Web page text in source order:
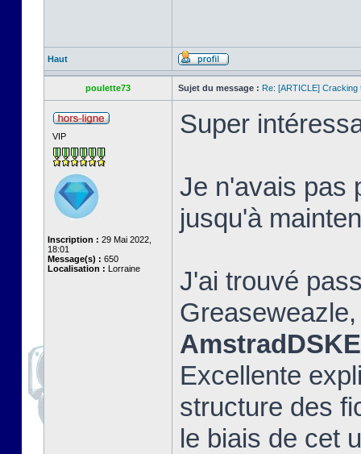
Haut
poulette73 Sujet du message : Re: [ARTICLE] Cracking
VIP
Inscription : 29 Mai 2022,
18:01
Message(s) : 650
Localisation : Lorraine
Super
Je n'avais pas
jusqu'à
J'ai trouvé
Excellente
structure des
le biais de cet